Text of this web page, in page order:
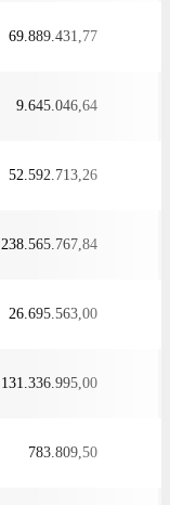
69.889.431,77
9.645.046,64
52.592.713,26
238.565.767,84
26.695.563,00
131.336.995,00
783.809,50